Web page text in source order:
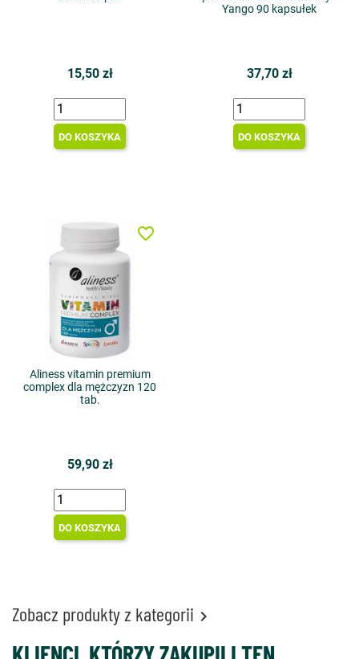
15,50 zł
DO KOSZYKA
Yango 90 kapsułek
37,70 zł
DO KOSZYKA
Aliness vitamin premium
complex dla mężczyzn 120
tab.
59,90 zł
DO KOSZYKA
favorite_border
Zobacz produkty z kategorii 